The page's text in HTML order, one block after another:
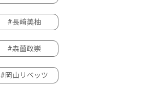
#長﨑美柚
#森薗政崇
#岡山リベッツ